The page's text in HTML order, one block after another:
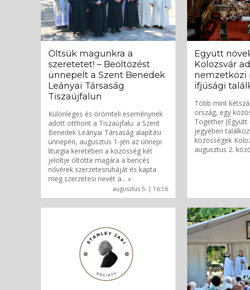
augusztus 5. | 16:16
Öltsük magunkra a
szeretetet! – Beöltözést
ünnepelt a Szent Benedek
Leányai Társaság
Tiszaújfalun
Különleges és örömteli eseménynek
adott otthont a Tiszaújfalu: a Szent
Benedek Leányai Társaság alapítási
ünnepén, augusztus 1-jén az ünnepi
liturgia keretében a közösség két
jelöltje öltötte magára a bencés
nővérek szerzetesruháját és kapta
meg szerzetesi nevét a... »
Együtt
Kolozsvár
nemzetközi
ifjúsági
Több mint
ország, egy
Together
jegyében
közösségek
augusztus 2.